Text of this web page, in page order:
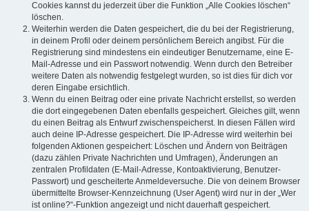
Cookies kannst du jederzeit über die Funktion „Alle Cookies löschen“
löschen.
Weiterhin werden die Daten gespeichert, die du bei der Registrierung,
in deinem Profil oder deinem persönlichem Bereich angibst. Für die
Registrierung sind mindestens ein eindeutiger Benutzername, eine E-
Mail-Adresse und ein Passwort notwendig. Wenn durch den Betreiber
weitere Daten als notwendig festgelegt wurden, so ist dies für dich vor
deren Eingabe ersichtlich.
Wenn du einen Beitrag oder eine private Nachricht erstellst, so werden
die dort eingegebenen Daten ebenfalls gespeichert. Gleiches gilt, wenn
du einen Beitrag als Entwurf zwischenspeicherst. In diesen Fällen wird
auch deine IP-Adresse gespeichert. Die IP-Adresse wird weiterhin bei
folgenden Aktionen gespeichert: Löschen und Ändern von Beiträgen
(dazu zählen Private Nachrichten und Umfragen), Änderungen an
zentralen Profildaten (E-Mail-Adresse, Kontoaktivierung, Benutzer-
Passwort) und gescheiterte Anmeldeversuche. Die von deinem Browser
übermittelte Browser-Kennzeichnung (User Agent) wird nur in der „Wer
ist online?“-Funktion angezeigt und nicht dauerhaft gespeichert.